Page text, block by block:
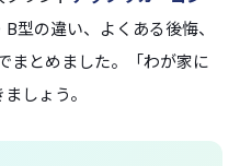
型の違い、よくある後悔、
まとめました。「わが家に
しょう。